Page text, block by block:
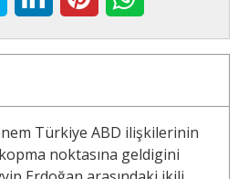
Türkiye ABD ilişkilerinin
noktasına geldigini